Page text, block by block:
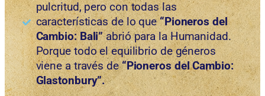
pulcritud, pero con todas las
características de lo que“Pioneros del
Cambio: Bali”abrió para la Humanidad.
Porque todo el equilibrio de géneros
viene a través de“Pioneros del Cambio:
Glastonbury”.